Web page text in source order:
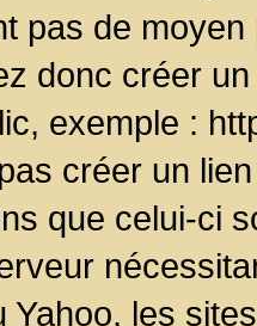
pas de
donc créer
exemple :
créer un
que celui-ci
Yahoo, les